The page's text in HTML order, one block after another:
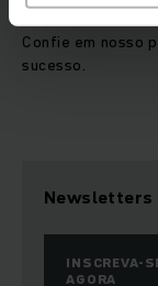
Confie em nosso
sucesso.
Newsletters
INSCREVA-
AGORA